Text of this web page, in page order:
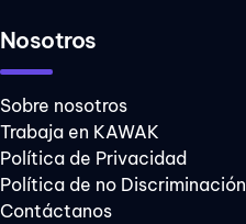
digital
optimizar
procesos
sistema
Nosotros
Sobre nosotros
Trabaja en KAWAK
Política de Privacidad
Política de no Discriminación
Contáctanos